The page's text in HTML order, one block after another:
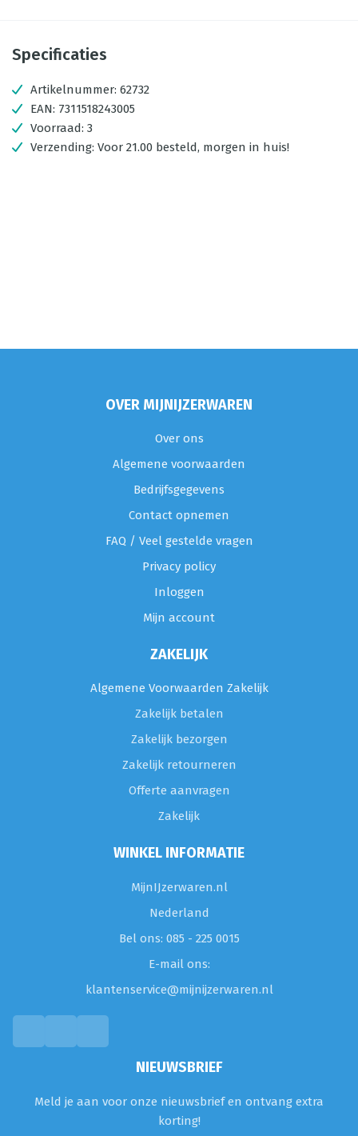
Specificaties
Artikelnummer: 62732
EAN: 7311518243005
Voorraad: 3
Verzending: Voor 21.00 besteld, morgen in huis!
OVER MIJNIJZERWAREN
Over ons
Algemene voorwaarden
Bedrijfsgegevens
Contact opnemen
FAQ / Veel gestelde vragen
Privacy policy
Inloggen
Mijn account
ZAKELIJK
Algemene Voorwaarden Zakelijk
Zakelijk betalen
Zakelijk bezorgen
Zakelijk retourneren
Offerte aanvragen
Zakelijk
WINKEL INFORMATIE
MijnIJzerwaren.nl
Nederland
Bel ons: 085 - 225 0015
E-mail ons:
klantenservice@mijnijzerwaren.nl
NIEUWSBRIEF
Meld je aan voor onze nieuwsbrief en ontvang extra
korting!